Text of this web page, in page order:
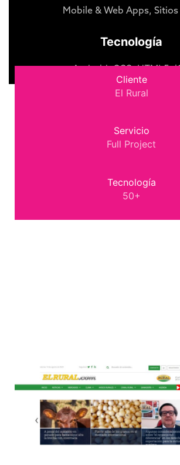
Mobile & Web Apps, Sitios
Tecnología
Android,CSS,HTML5,
Cliente
El Rural
Servicio
Full Project
Tecnología
50+